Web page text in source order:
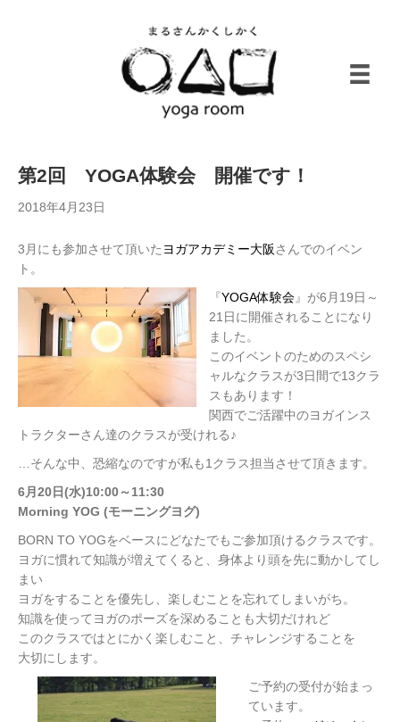
第2回 YOGA体験会 開催です！
2018年4月23日
3月にも参加させて頂いた ヨガアカデミー大阪 さんでのイベン
ト。
『YOGA体験会』が6月19日～
21日に開催されることになり
ました。
このイベントのためのスペシ
ャルなクラスが3日間で13クラ
スもあります！
関西でご活躍中のヨガインス
トラクターさん達のクラスが受けれる♪
…そんな中、恐縮なのですが私も1クラス担当させて頂きます。
6月20日(水)10:00～11:30
Morning YOG (モーニングヨグ)
BORN TO YOGをベースにどなたでもご参加頂けるクラスです。
ヨガに慣れて知識が増えてくると、身体より頭を先に動かしてし
まい
ヨガをすることを優先し、楽しむことを忘れてしまいがち。
知識を使ってヨガのポーズを深めることも大切だけれど
このクラスではとにかく楽しむこと、チャレンジすることを
大切にします。
ご予約の受付が始まっ
ています。